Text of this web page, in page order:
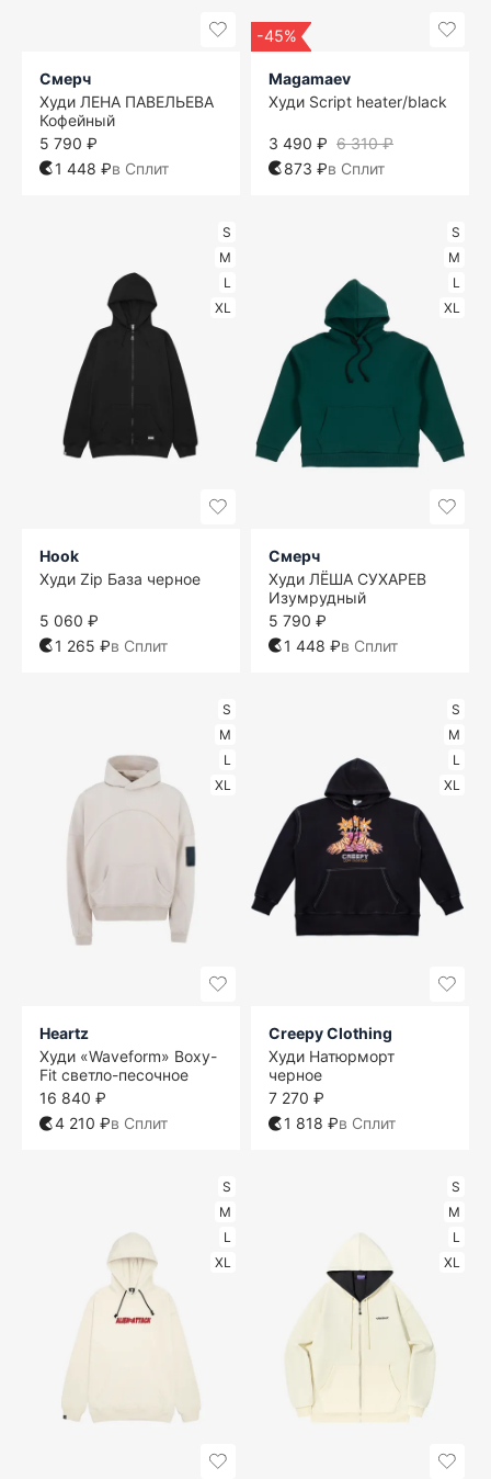
Смерч
Худи ЛЕНА ПАВЕЛЬЕВА
Кофейный
5 790 ₽
1 448 ₽в Сплит
-45%
Magamaev
Худи Script heater/black
6 310 ₽
3 490 ₽
873 ₽в Сплит
S
M
L
XL
Hook
Худи Zip База черное
5 060 ₽
1 265 ₽в Сплит
S
M
L
XL
Смерч
Худи ЛЁША СУХАРЕВ
Изумрудный
5 790 ₽
1 448 ₽в Сплит
S
M
L
XL
Heartz
Худи «Waveform» Boxy-
Fit светло-песочное
16 840 ₽
4 210 ₽в Сплит
S
M
L
XL
Creepy Clothing
Худи Натюрморт
черное
7 270 ₽
1 818 ₽в Сплит
S
M
L
XL
S
M
L
XL